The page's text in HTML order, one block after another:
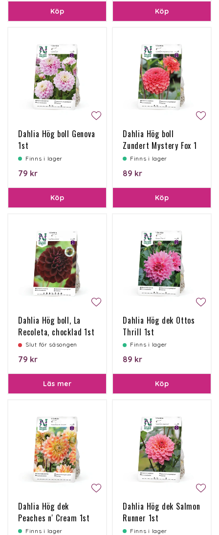
Köp Köp
Dahlia Hög boll Genova
1st
Finns i lager
79 kr
Köp
Dahlia Hög boll
Zundert Mystery Fox 1
st
Finns i lager
89 kr
Köp
Dahlia Hög boll, La
Recoleta, chocklad 1st
Slut för säsongen
79 kr
Läs mer
Dahlia Hög dek Ottos
Thrill 1st
Finns i lager
89 kr
Köp
Dahlia Hög dek
Peaches n' Cream 1st
Finns i lager
Dahlia Hög dek Salmon
Runner 1st
Finns i lager